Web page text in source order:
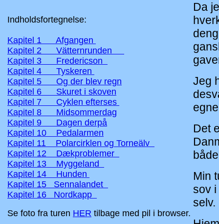
Indholdsfortegnelse:
Kapitel 1 Afgangen
Kapitel 2 Vätternrunden
Kapitel 3 Fredericson
Kapitel 4 Tyskeren
Kapitel 5 Og der blev regn
Kapitel 6 Skuret i skoven
Kapitel 7 Cyklen efterses
Kapitel 8 Midsommerdag
Kapitel 9 Dagen derpå
Kapitel 10 Pedalarmen
Kapitel 11 Polarcirklen og Torneälv
Kapitel 12 Dækproblemer
Kapitel 13 Myggeland
Kapitel 14 Hunden
Kapitel 15 Sennalandet
Kapitel 16 Nordkapp
Se foto fra turen HER tilbage med pil i browser.
Da
Jeg
Det
Min
sov i
selv.